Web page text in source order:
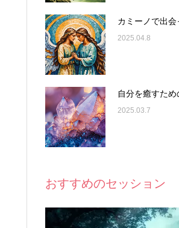
カミーノで出
2025.04.8
自分を癒すため
2025.03.7
おすすめのセッション